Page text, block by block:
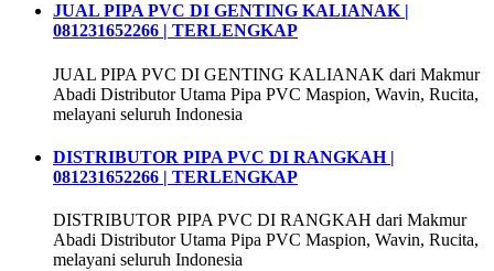
JUAL PIPA PVC DI GENTING KALIANAK |
081231652266 | TERLENGKAP
JUAL PIPA PVC DI GENTING KALIANAK dari Makmur
Abadi Distributor Utama Pipa PVC Maspion, Wavin, Rucita,
melayani seluruh Indonesia
DISTRIBUTOR PIPA PVC DI RANGKAH |
081231652266 | TERLENGKAP
DISTRIBUTOR PIPA PVC DI RANGKAH dari Makmur
Abadi Distributor Utama Pipa PVC Maspion, Wavin, Rucita,
melayani seluruh Indonesia